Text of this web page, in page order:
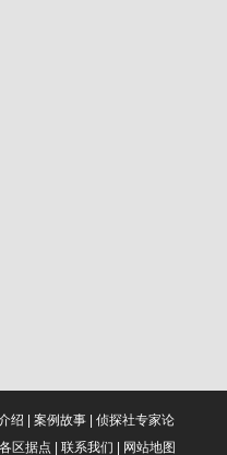
绍 | 案例故事| 侦探社专家论
各区据点 | 联系我们 | 网站地图